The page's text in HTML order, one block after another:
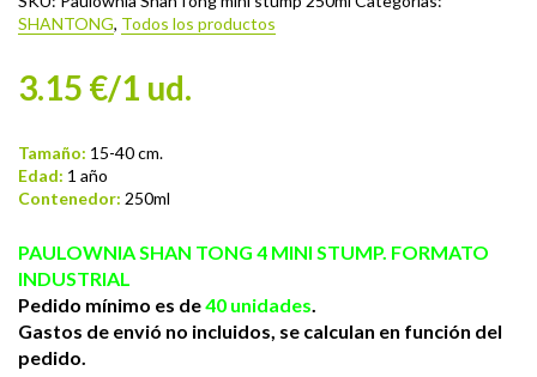
SHANTONG, Todos los productos
3.15 €/1 ud.
Tamaño: 15-40 cm.
Edad: 1 año
Contenedor: 250ml
PAULOWNIA SHAN TONG 4 MINI STUMP. FORMATO
INDUSTRIAL
Pedido mínimo es de40 unidades.
Gastos de envió no incluidos, se calculan en función del
pedido.